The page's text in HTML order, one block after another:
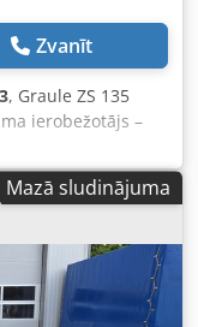
Zvanīt
, Graule ZS 135
ierobežotājs –
Mazā sludinājuma